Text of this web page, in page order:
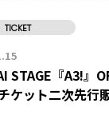
TICKET
STAGE『A3!』
ケット二次先行